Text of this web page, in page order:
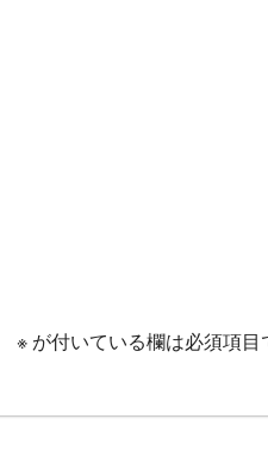
※ が付いている欄は必須項目